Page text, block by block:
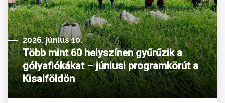
2026. június 10.
Több mint 60 helyszínen gyűrűzik a
gólyafiókákat – júniusi programkörút a
Kisalföldön